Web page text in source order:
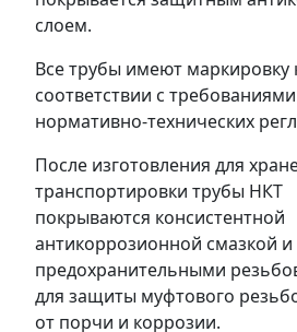
слоем.
Все трубы имеют маркировку
соответствии с
нормативно-технических
После изготовления для
транспортировки трубы НКТ
покрываются консистентной
антикоррозионной смазкой и
предохранительными
для защиты муфтового
от порчи и коррозии.